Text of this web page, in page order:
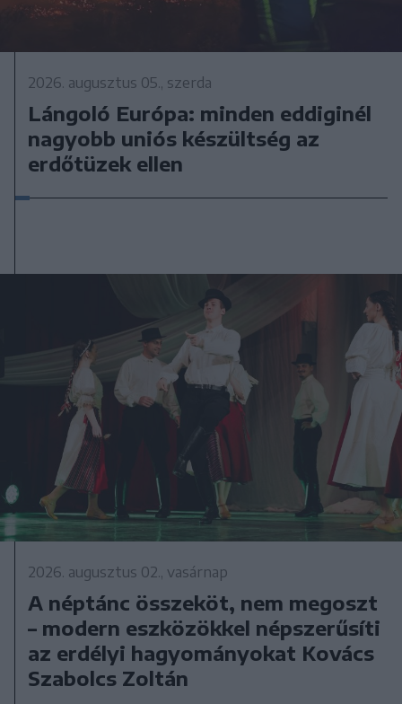
2026. augusztus 05., szerda
Lángoló Európa: minden eddiginél
nagyobb uniós készültség az
erdőtüzek ellen
2026. augusztus 02., vasárnap
A néptánc összeköt, nem megoszt
– modern eszközökkel népszerűsíti
az erdélyi hagyományokat Kovács
Szabolcs Zoltán